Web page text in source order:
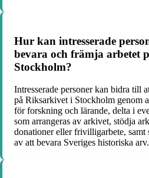
Hur kan intresserade
bevara och främja arbetet
Stockholm?
Intresserade personer kan bidra till
på Riksarkivet i Stockholm genom
för forskning och lärande, delta i
som arrangeras av arkivet, stödja
donationer eller frivilligarbete, samt
av att bevara Sveriges historiska arv.